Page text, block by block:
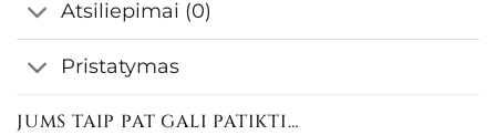
Atsiliepimai (0)
Pristatymas
JUMS TAIP PAT GALI PATIKTI…